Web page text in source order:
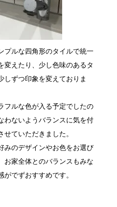
プルな四角形のタイルで統一
変えたり、少し色味のあるタ
しずつ印象を変えておりま
フルな色が入る予定でしたの
わないようバランスに気を付
ていただきました。
みのデザインやお色をお選び
お家全体とのバランスもみな
でずおすすめです。